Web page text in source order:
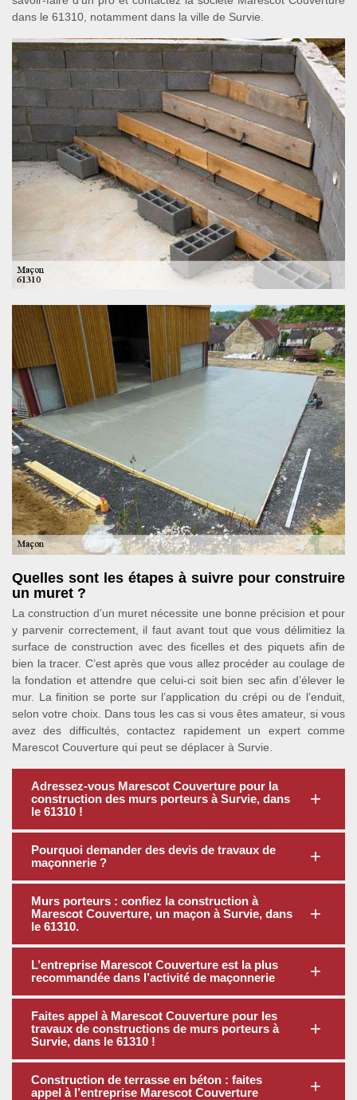
dans le 61310, notamment dans la ville de Survie.
Quelles sont les étapes à suivre pour construire
un muret ?
La construction d’un muret nécessite une bonne précision et pour
y parvenir correctement, il faut avant tout que vous délimitiez la
surface de construction avec des ficelles et des piquets afin de
bien la tracer. C’est après que vous allez procéder au coulage de
la fondation et attendre que celui-ci soit bien sec afin d’élever le
mur. La finition se porte sur l’application du crépi ou de l’enduit,
selon votre choix. Dans tous les cas si vous êtes amateur, si vous
avez des difficultés, contactez rapidement un expert comme
Marescot Couverture qui peut se déplacer à Survie.
Adressez-vous Marescot Couverture pour la
construction des murs porteurs à Survie, dans
le 61310 !
Pourquoi demander des devis de travaux de
maçonnerie ?
Murs porteurs : confiez la construction à
Marescot Couverture, un maçon à Survie, dans
le 61310.
L’entreprise Marescot Couverture est la plus
recommandée dans l’activité de maçonnerie
Faites appel à Marescot Couverture pour les
travaux de constructions de murs porteurs à
Survie, dans le 61310 !
Construction de terrasse en béton : faites
appel à l’entreprise Marescot Couverture